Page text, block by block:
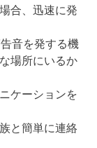
合、迅速に発
音を発する機
場所にいるか
ケーションを
と簡単に連絡